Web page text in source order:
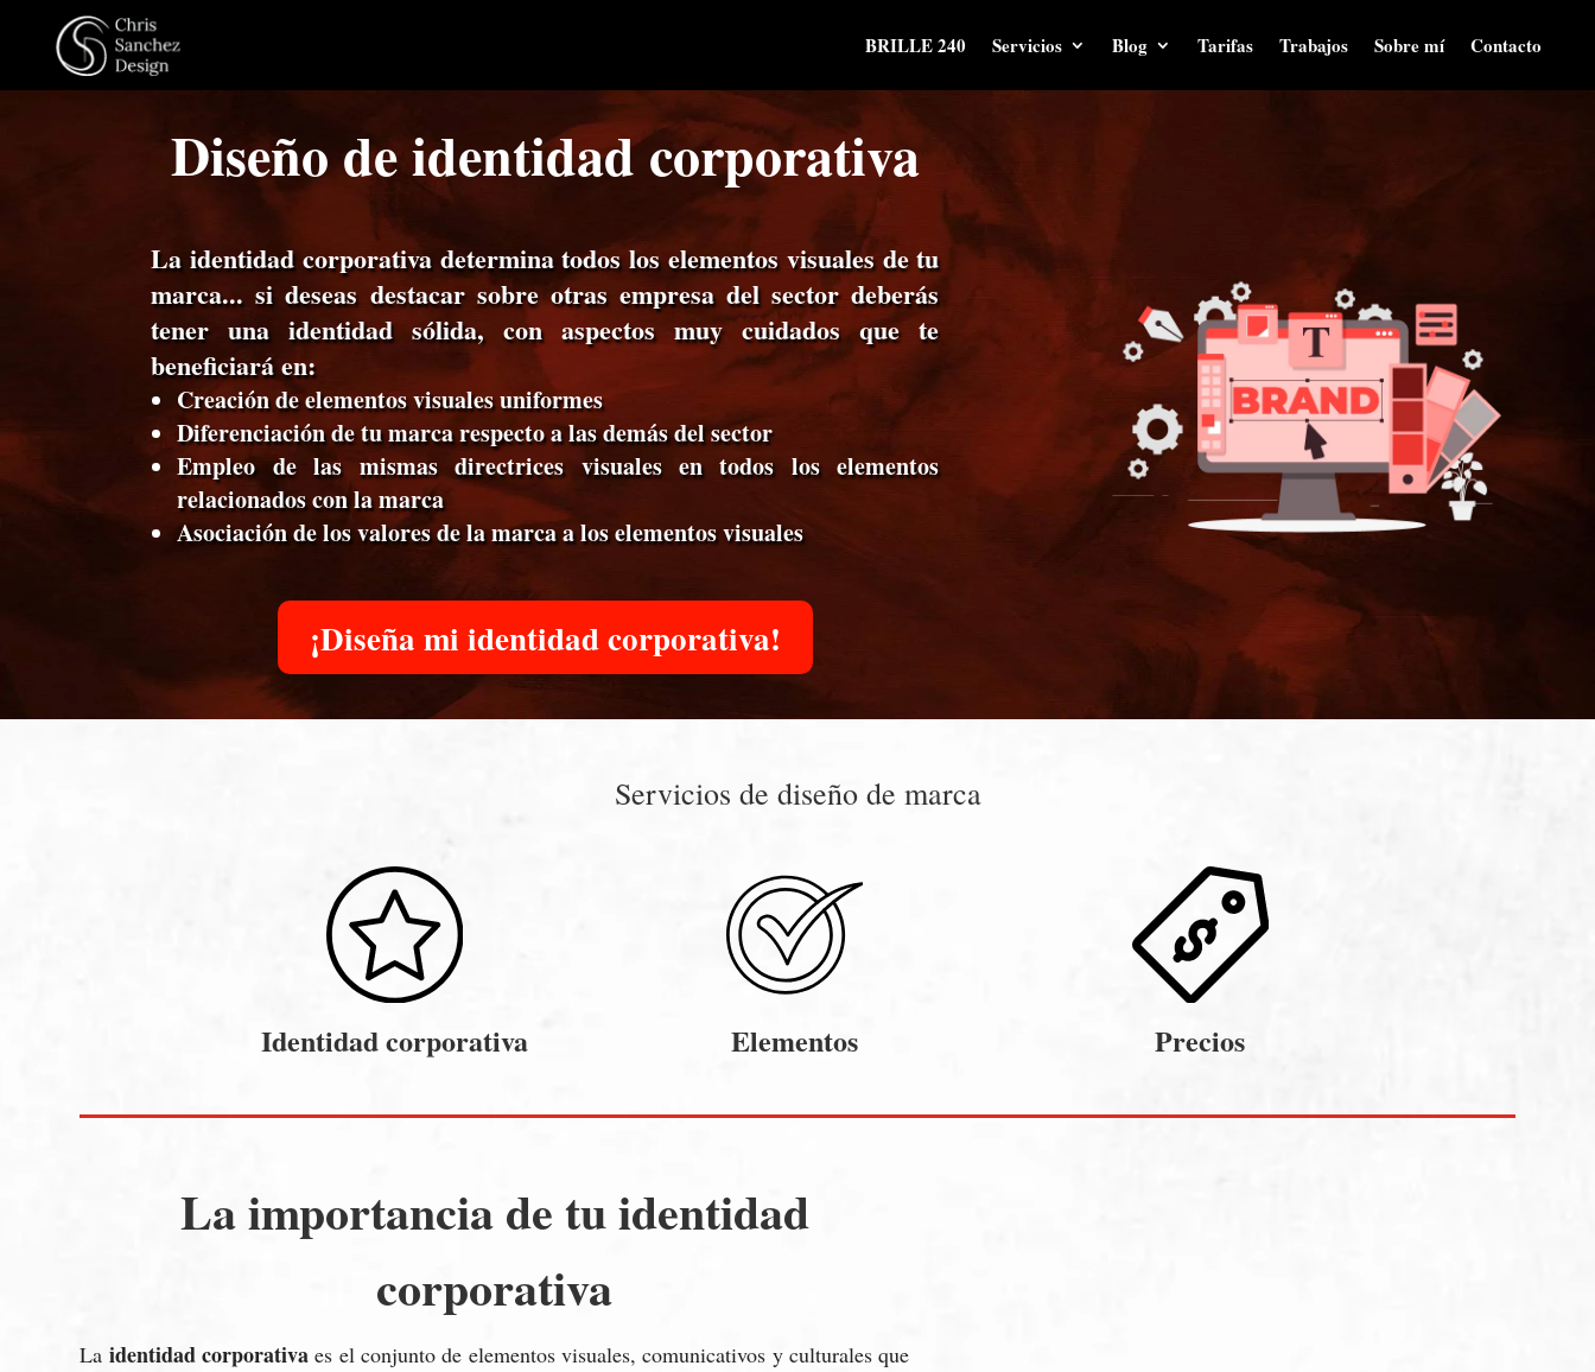
BRILLE 240 Servicios Blog Tarifas Trabajos Sobre mí Contacto
Diseño de identidad corporativa
La identidad corporativa determina todos los elementos visuales de tu
marca... si deseas destacar sobre otras empresa del sector deberás
tener una identidad sólida, con aspectos muy cuidados que te
beneficiará en:
Creación de elementos visuales uniformes
Diferenciación de tu marca respecto a las demás del sector
Empleo de las mismas directrices visuales en todos los elementos
relacionados con la marca
Asociación de los valores de la marca a los elementos visuales
¡Diseña mi identidad corporativa!
Servicios de diseño de marca
Identidad corporativa Elementos Precios
La importancia de tu identidad
corporativa
La identidad corporativaes el conjunto de elementos visuales, comunicativos y culturales que